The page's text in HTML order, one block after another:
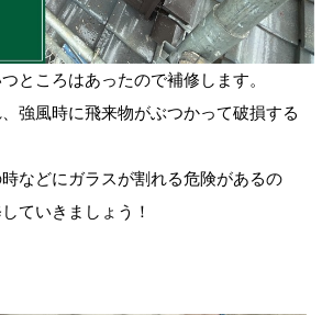
ところはあったので補修します。
強風時に飛来物がぶつかって破損する
などにガラスが割れる危険があるの
ていきましょう！